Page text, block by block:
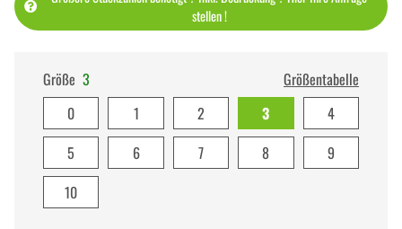
stellen !
Größe 3
Größentabelle
0
1 2 3
4
5
6 7 8
9
10